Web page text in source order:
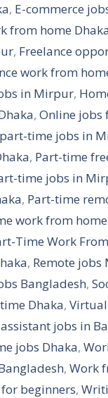
, E-commerce
from home Dhaka
, Freelance
work from
in Mirpur,
, Online jobs
time jobs in
, Part-time
time jobs in
, Part-time
work from
Time Work
, Remote jobs
Bangladesh,
Dhaka,
jobs in
jobs Dhaka,
, Work
beginners,